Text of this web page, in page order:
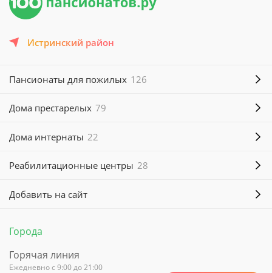
Истринский район
Добавить на сайт
Города
Пансионаты для пожилых 126
Дома престарелых 79
Дома интернаты 22
Реабилитационные центры 28
Горячая линия
Ежедневно с 9:00 до 21:00